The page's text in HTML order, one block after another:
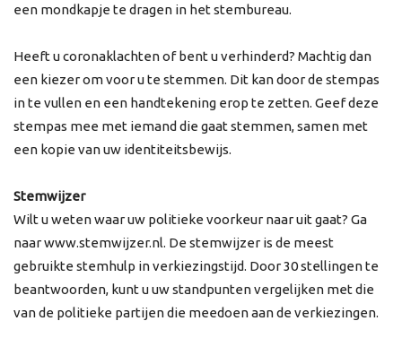
een mondkapje te dragen in het stembureau.
Heeft u coronaklachten of bent u verhinderd? Machtig dan
een kiezer om voor u te stemmen. Dit kan door de stempas
in te vullen en een handtekening erop te zetten. Geef deze
stempas mee met iemand die gaat stemmen, samen met
een kopie van uw identiteitsbewijs.
Stemwijzer
Wilt u weten waar uw politieke voorkeur naar uit gaat? Ga
naar www.stemwijzer.nl. De stemwijzer is de meest
gebruikte stemhulp in verkiezingstijd. Door 30 stellingen te
beantwoorden, kunt u uw standpunten vergelijken met die
van de politieke partijen die meedoen aan de verkiezingen.